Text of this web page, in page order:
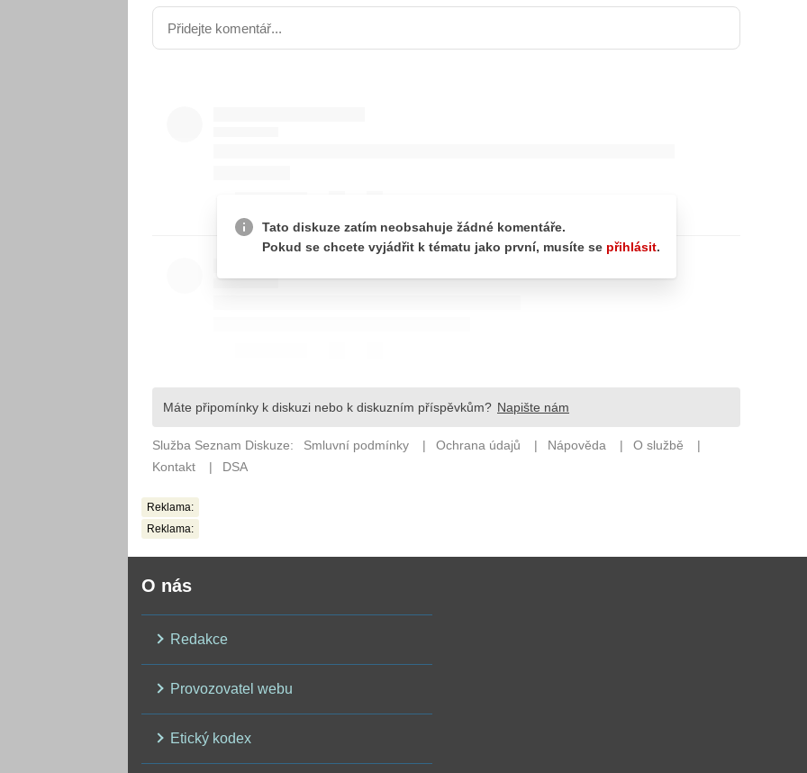
Reklama:
Reklama:
O nás
Redakce
Provozovatel webu
Etický kodex